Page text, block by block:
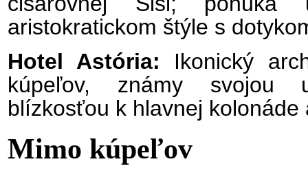
aristokratickom štýle s
Hotel Astória: Ikonický
kúpeľov, známy svojou
blízkosťou k hlavnej
Mimo kúpeľov